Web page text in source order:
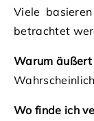
Viele
betrachtet
Warum äußert
Wo finde ich